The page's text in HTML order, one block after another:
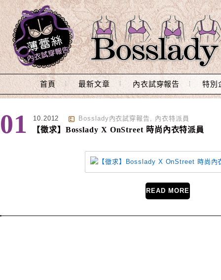
Main Menu
首頁 最新文章 內衣試穿報告 特別
01 10.2012 Bosslady內衣試穿報告 , 內衣特派員
【徵求】Bosslady X OnStreet 時尚內衣特派員
READ MORE